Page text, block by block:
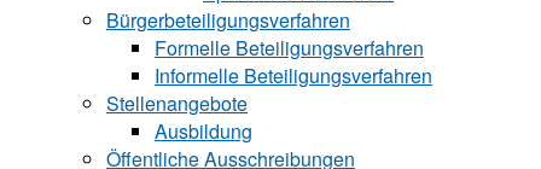
Bürgerbeteiligungsverfahren
Formelle Beteiligungsverfahren
Informelle Beteiligungsverfahren
Stellenangebote
Ausbildung
Öffentliche Ausschreibungen